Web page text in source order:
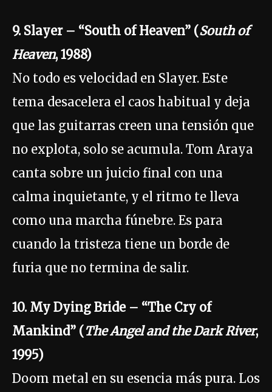
9. Slayer – “South of Heaven” (South of
Heaven, 1988)
No todo es velocidad en Slayer. Este
tema desacelera el caos habitual y deja
que las guitarras creen una tensión que
no explota, solo se acumula. Tom Araya
canta sobre un juicio final con una
calma inquietante, y el ritmo te lleva
como una marcha fúnebre. Es para
cuando la tristeza tiene un borde de
furia que no termina de salir.
10. My Dying Bride – “The Cry of
Mankind” (The Angel and the Dark River,
1995)
Doom metal en su esencia más pura. Los